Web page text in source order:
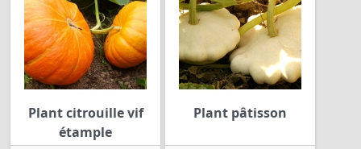
Plant citrouille vif
étample
Plant pâtisson